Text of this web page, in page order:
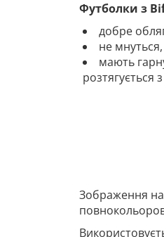
Футболки з
добре
не
мають
розтягується
Зображення